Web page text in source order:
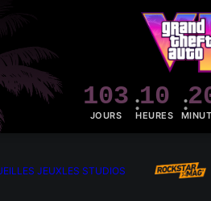
103
JOURS
10
HEURES
LES JEUXLES STUDIOS